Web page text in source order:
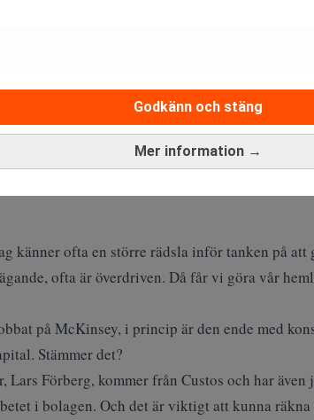
Mer information →
Godkänn och stäng
känner ofta en större rädsla inför tanken på
ofta är överdriven. Då får vi göra vår
på McKinsey, i princip är den ende med
Stämmer det?
Lars Förberg, kommer från Custos och har
i bolagen. Och det är viktigt att kunna